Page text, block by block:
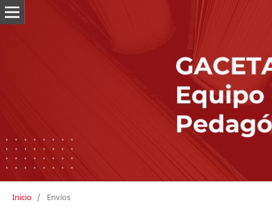
Inicio / Envíos